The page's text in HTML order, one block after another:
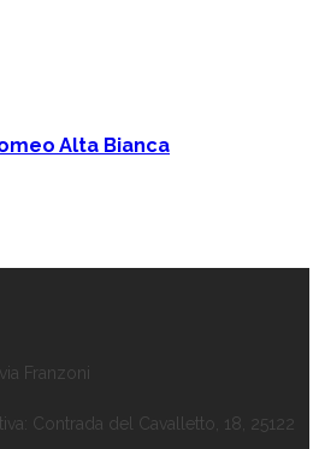
Alta Bianca
Franzoni
Contrada del Cavalletto, 18, 25122